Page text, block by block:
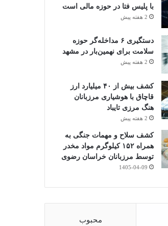
با پلیس فتا در حوزه مالی است
2 هفته پیش
دستگیری ۶ مداخله‌گر حوزه
سلامت برای نهمین‌بار در مشهد
2 هفته پیش
کشف بیش از ۴۰ میلیارد ارز
قاچاق با هوشیاری مرزبانان
هنگ مرزی تایباد
2 هفته پیش
کشف سلاح و مهمات جنگی به
همراه ۱۵۲ کیلوگرم مواد مخدر
توسط مرزبانان خراسان رضوی
1405-04-09
محبوب